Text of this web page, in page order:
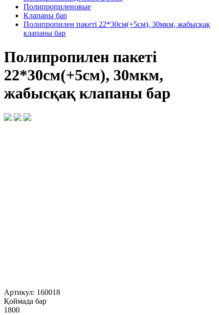
Полипропиленовые
Клапаны бар
Полипропилен пакеті 22*30см(+5см), 30мкм, жабысқақ
клапаны бар
Полипропилен пакеті
22*30см(+5см), 30мкм,
жабысқақ клапаны бар
Артикул: 160018
Қоймада бар
1800